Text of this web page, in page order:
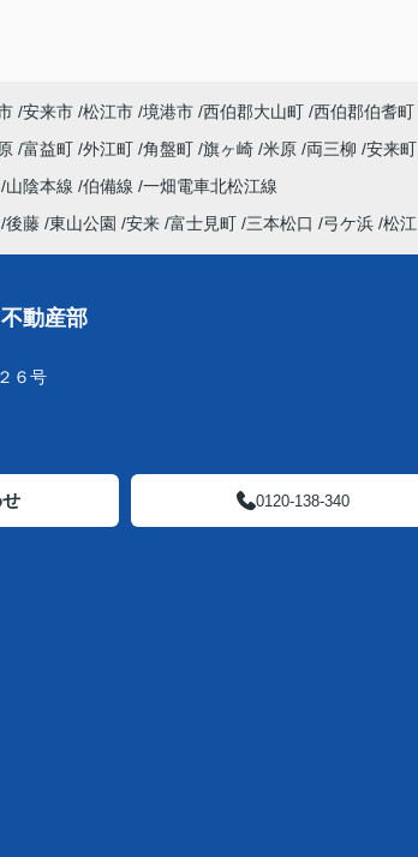
安来市 松江市 境港市 西伯郡大山町 西伯郡伯耆町
富益町 外江町 角盤町 旗ヶ崎 米原 両三柳 安来町
山陰本線 伯備線 一畑電車北松江線
後藤 東山公園 安来 富士見町 三本松口 弓ケ浜 松江
動産部
６号
0120-138-340